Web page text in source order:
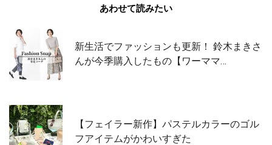
あわせて読みたい
新生活でファッションも更新！ 鈴木まきさ
んが今季購入したもの【ワーママ…
【フェイラー新作】パステルカラーのゴル
フアイテムがかわいすぎた